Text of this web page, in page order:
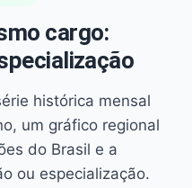
cargo:
histórica mensal
um gráfico regional
do Brasil e a
ou especialização.